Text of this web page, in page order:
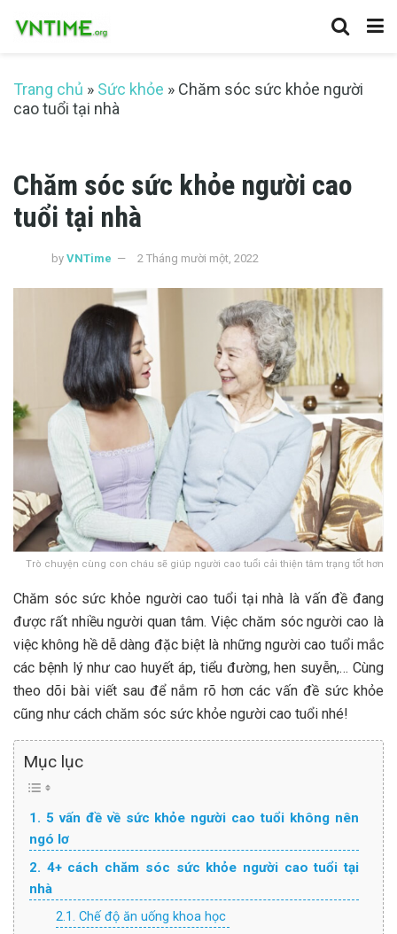
Trang chủ » Sức khỏe » Chăm sóc sức khỏe người
cao tuổi tại nhà
Chăm sóc sức khỏe người cao
tuổi tại nhà
by VNTime 2 Tháng mười một, 2022
Trò chuyện cùng con cháu sẽ giúp người cao tuổi cải thiện tâm trạng tốt hơn
Chăm sóc sức khỏe người cao tuổi tại nhà là vấn đề đang
được rất nhiều người quan tâm. Việc chăm sóc người cao là
việc không hề dễ dàng đặc biệt là những người cao tuổi mắc
các bệnh lý như cao huyết áp, tiểu đường, hen suyễn,… Cùng
theo dõi bài viết sau để nắm rõ hơn các vấn đề sức khỏe
cũng như cách chăm sóc sức khỏe người cao tuổi nhé!
Mục lục
1. 5 vấn đề về sức khỏe người cao tuổi không nên
ngó lơ
2. 4+ cách chăm sóc sức khỏe người cao tuổi tại
nhà
2.1. Chế độ ăn uống khoa học